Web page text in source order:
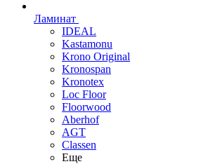
Ламинат
IDEAL
Kastamonu
Krono Original
Kronospan
Kronotex
Loc Floor
Floorwood
Aberhof
AGT
Classen
Еще